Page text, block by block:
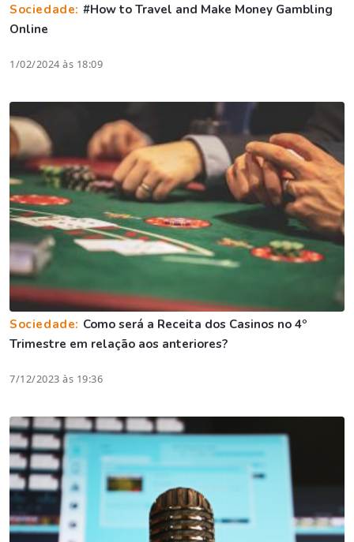
Sociedade: #How to Travel and Make Money Gambling
Online
1/02/2024 às 18:09
Sociedade: Como será a Receita dos Casinos no 4º
Trimestre em relação aos anteriores?
7/12/2023 às 19:36